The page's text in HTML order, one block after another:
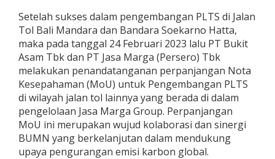
Setelah sukses dalam pengembangan PLTS di Jalan
Tol Bali Mandara dan Bandara Soekarno Hatta,
maka pada tanggal 24 Februari 2023 lalu PT Bukit
Asam Tbk dan PT Jasa Marga (Persero) Tbk
melakukan penandatanganan perpanjangan Nota
Kesepahaman (MoU) untuk Pengembangan PLTS
di wilayah jalan tol lainnya yang berada di dalam
pengelolaan Jasa Marga Group. Perpanjangan
MoU ini merupakan wujud kolaborasi dan sinergi
BUMN yang berkelanjutan dalam mendukung
upaya pengurangan emisi karbon global.